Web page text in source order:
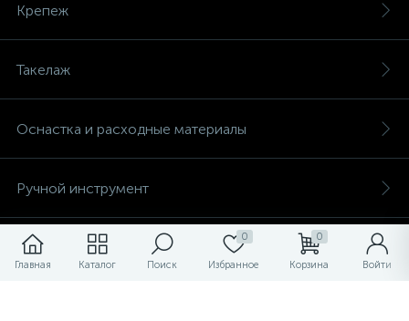
Главная Каталог Поиск
0
Избранное
0
Корзина Войти
Крепеж
Такелаж
Оснастка и расходные материалы
Ручной инструмент
Монтажные ленты